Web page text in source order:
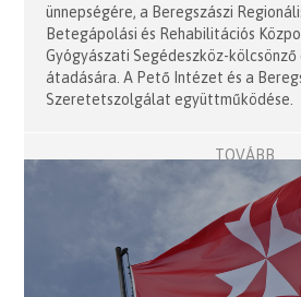
ünnepségére, a Beregszászi
Betegápolási és Rehabilitációs
Gyógyászati Segédeszköz-kölcsönző
átadására. A Pető Intézet és a
Szeretetszolgálat együttműködése.
TOVÁBB